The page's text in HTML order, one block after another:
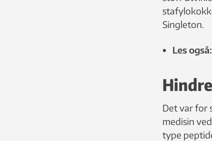
Singleton.
Les også:
Det var for
medisin
type